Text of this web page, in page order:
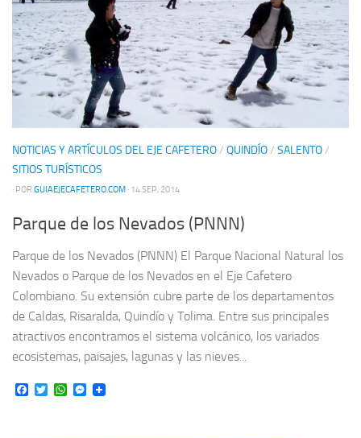
NOTICIAS Y ARTÍCULOS DEL EJE CAFETERO/ QUINDÍO/ SALENTO/
SITIOS TURÍSTICOS
· POR GUIAEJECAFETERO.COM · 14 SEP, 2014
Parque de los Nevados (PNNN)
Parque de los Nevados (PNNN) El Parque Nacional Natural los
Nevados o Parque de los Nevados en el Eje Cafetero
Colombiano. Su extensión cubre parte de los departamentos
de Caldas, Risaralda, Quindío y Tolima. Entre sus principales
atractivos encontramos el sistema volcánico, los variados
ecosistemas, paisajes, lagunas y las nieves...
Facebook
TwitterWhatsApp
Messenger